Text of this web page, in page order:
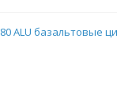
ALU базальтовые